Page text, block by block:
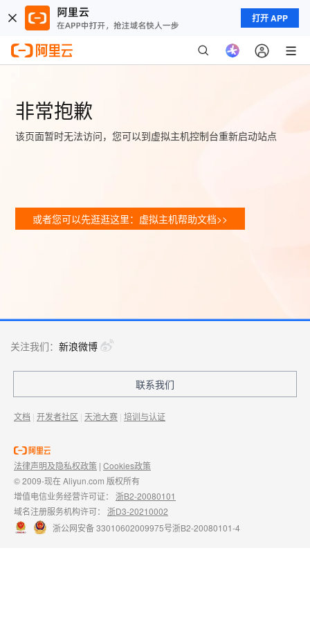
打开 APP
非常抱歉
该页面暂时无法访问，您可以到虚拟主机控制台重新启动站点
或者您可以先逛逛这里：虚拟主机帮助文档>>